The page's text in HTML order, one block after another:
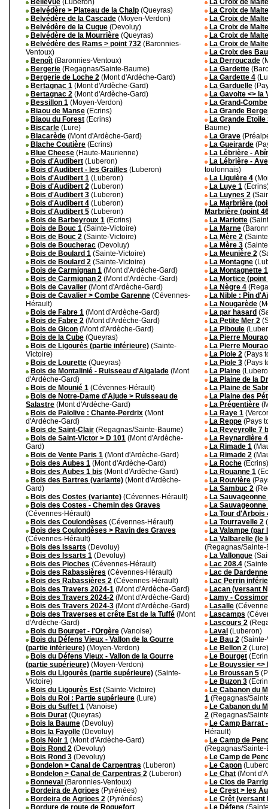
Bellevue (Luberon)
Belvédère > Plateau de la Chalp (Queyras)
Belvédère de la Cascade (Moyen-Verdon)
Belvédère de la Cuque (Devoluy)
Belvédère de la Mourrière (Queyras)
Belvédère des Rams > point 732 (Baronnies-
Ventoux)
Benoît (Baronnies-Ventoux)
Bergerie (Regagnas/Sainte-Baume)
Bergerie de Loche 2 (Mont d'Ardèche-Gard)
Bertagnac 1 (Mont d'Ardèche-Gard)
Bertagnac 2 (Mont d'Ardèche-Gard)
Bessillon 1 (Moyen-Verdon)
Biaou de Manse (Ecrins)
Biaou du Forest (Ecrins)
Biscarle (Lure)
Blacarède (Mont d'Ardèche-Gard)
Blache Coutière (Ecrins)
Blue Cheese (Haute-Maurienne)
Bois d'Audibert (Luberon)
Bois d'Audibert - les Grailles (Luberon)
Bois d'Audibert 1 (Luberon)
Bois d'Audibert 2 (Luberon)
Bois d'Audibert 3 (Luberon)
Bois d'Audibert 4 (Luberon)
Bois d'Audibert 5 (Luberon)
Bois de Barbeyroux 1 (Ecrins)
Bois de Bouc 1 (Sainte-Victoire)
Bois de Bouc 2 (Sainte-Victoire)
Bois de Boucherac (Devoluy)
Bois de Boulard 1 (Sainte-Victoire)
Bois de Boulard 2 (Sainte-Victoire)
Bois de Carmignan 1 (Mont d'Ardèche-Gard)
Bois de Carmignan 2 (Mont d'Ardèche-Gard)
Bois de Cavalier (Mont d'Ardèche-Gard)
Bois de Cavalier > Combe Garenne (Cévennes-
Hérault)
Bois de Fabre 1 (Mont d'Ardèche-Gard)
Bois de Fabre 2 (Mont d'Ardèche-Gard)
Bois de Gicon (Mont d'Ardèche-Gard)
Bois de la Cube (Queyras)
Bois de Ligourès (partie inférieure) (Sainte-
Victoire)
Bois de Lourette (Queyras)
Bois de Montalinié - Ruisseau d'Aigalade (Mont
d'Ardèche-Gard)
Bois de Mounié 1 (Cévennes-Hérault)
Bois de Notre-Dame d'Ajude > Ruisseau de
Salastre (Mont d'Ardèche-Gard)
Bois de Païolive : Chante-Perdrix (Mont
d'Ardèche-Gard)
Bois de Saint-Clair (Regagnas/Sainte-Baume)
Bois de Saint-Victor > D 101 (Mont d'Ardèche-
Gard)
Bois de Vente Paris 1 (Mont d'Ardèche-Gard)
Bois des Aubes 1 (Mont d'Ardèche-Gard)
Bois des Aubes 1 bis (Mont d'Ardèche-Gard)
Bois des Bartres (variante) (Mont d'Ardèche-
Gard)
Bois des Costes (variante) (Cévennes-Hérault)
Bois des Costes - Chemin des Graves
(Cévennes-Hérault)
Bois des Coulondèses (Cévennes-Hérault)
Bois des Coulondèses > Ravin des Graves
(Cévennes-Hérault)
Bois des Issarts (Devoluy)
Bois des Issarts 1 (Devoluy)
Bois des Pioches (Cévennes-Hérault)
Bois des Rabassières (Cévennes-Hérault)
Bois des Rabassières 2 (Cévennes-Hérault)
Bois des Travers 2024-1 (Mont d'Ardèche-Gard)
Bois des Travers 2024-2 (Mont d'Ardèche-Gard)
Bois des Travers 2024-3 (Mont d'Ardèche-Gard)
Bois des Traverses et crête Est de la Tuffé (Mont
d'Ardèche-Gard)
Bois du Bourget - l'Orgère (Vanoise)
Bois du Défens Vieux - Vallon de la Gourre
(partie inférieure) (Moyen-Verdon)
Bois du Défens Vieux - Vallon de la Gourre
(partie supérieure) (Moyen-Verdon)
Bois du Ligourès (partie supérieure) (Sainte-
Victoire)
Bois du Ligourès Est (Sainte-Victoire)
Bois du Roi : Partie supérieure (Lure)
Bois du Suffet 1 (Vanoise)
Bois Durat (Queyras)
Bois la Baume (Devoluy)
Bois la Fayolle (Devoluy)
Bois Noir 1 (Mont d'Ardèche-Gard)
Bois Rond 2 (Devoluy)
Bois Rond 3 (Devoluy)
Bondelon > Canal de Carpentras (Luberon)
Bondelon > Canal de Carpentras 2 (Luberon)
Bonneval (Baronnies-Ventoux)
Bordeira de Agrioes (Pyrénées)
Bordeira de Agrioes 2 (Pyrénées)
Bordure de route de Roquefort
La Croix de
La Croix de
La Croix de
La Croix de
La Croix de
La Croix de
La Croix des
La Derroucade
La Gardette
La Gardette 4
La Garduelle
La Gavoite <> la
La Grand-Combe
La Grande
La Grande Etoile
Baume)
La Grave
La Gueirarde
La Lébrière -
La Lébrière -
toulonnais)
La Liquière 4
La Luye 1
La Luynes 2
La Marbrière
Marbrière (point
La Mariotte
La Marne
La Mère 2
La Mère 3
La Meunière 2
La Montagne
La Montagnette 1
La Mortice (point
La Nègre 4
La Nible : Pin
La Nougarède
La par hasard
La Petite Mer 2
La Piboule
La Pierre
La Pierre
La Piole 2 (Pays
La Piole 3 (Pays
La Plaine
La Plaine de la
La Plaine de
La Plaine des
La Prégentière
La Raye 1
La Reppe (Pays
La Reveyrolle 7
La Reynardière 4
La Rimade 1
La Rimade 2
La Roche (Ecrins)
La Rouanne 1
La Rouvière
La Sambuc 2
La Sauvageonne
La Sauvageonne
La Tour d'Arbois
La Tourravelle 2
La Valampe (par
La Valbarelle (le
(Regagnas/Sainte-
La Vallongue
Lac 208.4
Lac de
Lac Perrin
Lacan (versant
Lamy -
Lasalle
Lascamps
Lascours 2
Laval (Luberon)
Le Bau 2
Le Bellon 2 (Lure)
Le Bourget
Le Bouyssier <>
Le Broussan 5
Le Buzon 3
Le Cabanon du
1 (Regagnas/
Le Cabanon du
2 (Regagnas/
Le Camp Barrat
Hérault)
Le Camp de
(Regagnas/Sainte-
Le Camp de
Le Capon
Le Chat (Mont
Le Clos de
Le Crest > les
Le Crêt (versant
Le Défens